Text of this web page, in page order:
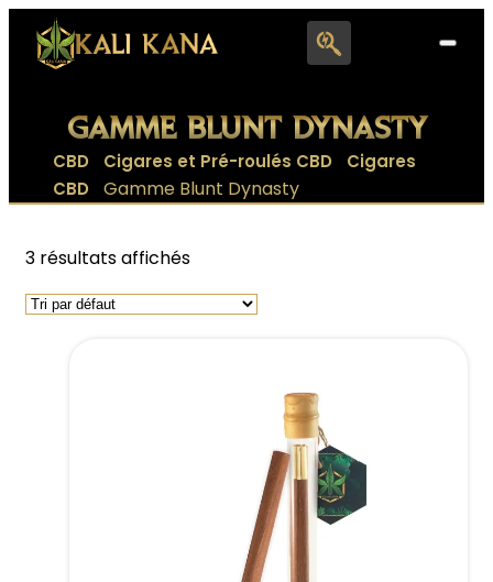
GAMME BLUNT DYNASTY
CBD Cigares et Pré-roulés CBD
Cigares
CBD
Gamme Blunt Dynasty
3 résultats affichés